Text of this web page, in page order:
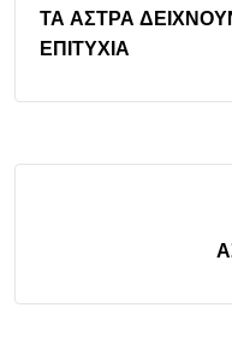
ΤΑ ΑΣΤΡΑ
ΕΠΙΤΥΧΙΑ